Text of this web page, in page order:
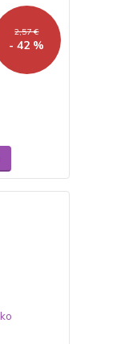
2,57 €
- 42 %